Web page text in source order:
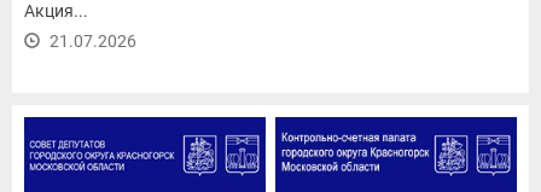
Акция...
21.07.2026